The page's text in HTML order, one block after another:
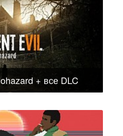
+ все DLC